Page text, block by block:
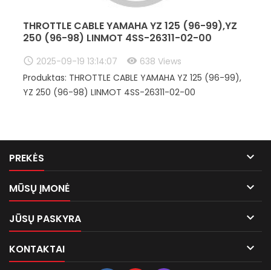
THROTTLE CABLE YAMAHA YZ 125 (96-99),YZ
250 (96-98) LINMOT 4SS-26311-02-00
638 Views
2025-09-19 13:14:07
Produktas: THROTTLE CABLE YAMAHA YZ 125 (96-99),
YZ 250 (96-98) LINMOT 4SS-26311-02-00
PREKĖS 
MŪSŲ ĮMONĖ 
JŪSŲ PASKYRA 
KONTAKTAI 